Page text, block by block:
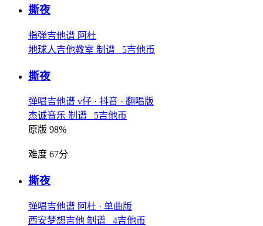
撕夜
指弹吉他谱 阿杜
地球人吉他教室 制谱 5吉他币
撕夜
弹唱吉他谱 v仔 · 抖音 · 翻唱版
杰诚音乐 制谱 5吉他币
原版 98%
难度 67分
撕夜
弹唱吉他谱 阿杜 · 单曲版
西安梦想吉他 制谱 4吉他币